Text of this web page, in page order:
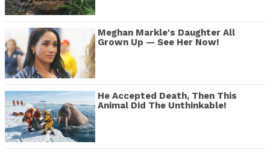
Meghan Markle's Daughter All
Grown Up — See Her Now!
He Accepted Death, Then This
Animal Did The Unthinkable!